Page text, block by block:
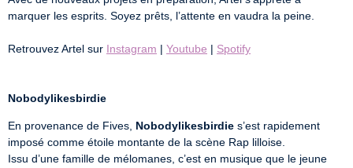
marquer les esprits. Soyez prêts, l’attente en vaudra la peine.
Retrouvez Artel sur Instagram | Youtube | Spotify
Nobodylikesbirdie
En provenance de Fives, Nobodylikesbirdie s’est rapidement
imposé comme étoile montante de la scène Rap lilloise.
Issu d’une famille de mélomanes, c’est en musique que le jeune